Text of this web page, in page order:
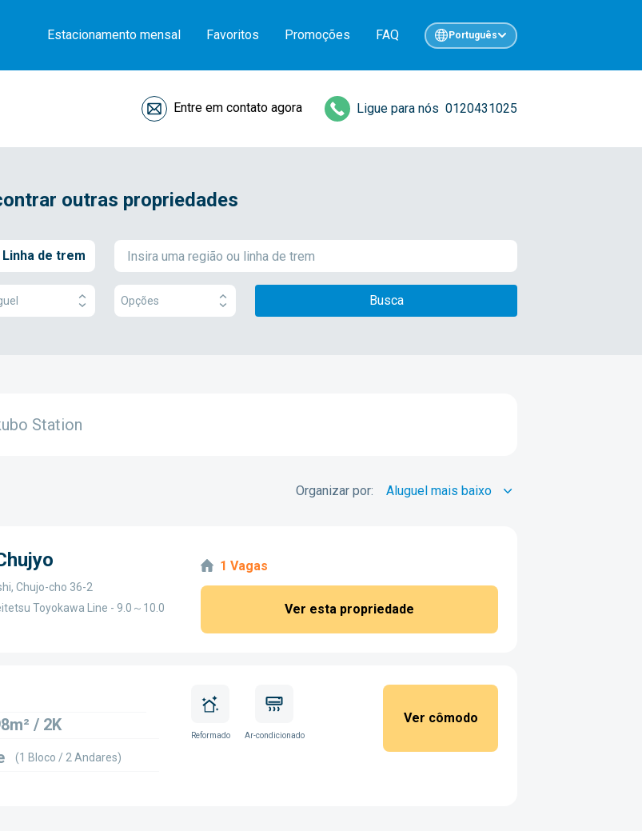
Estacionamento mensal Favoritos Promoções FAQ Português
Entre em contato agora Ligue para nós 0120431025
outras propriedades
Linha de trem
Opções Busca
Station
Organizar por:
Chujo-cho 36-2
Toyokawa Line - 9.0～10.0
1 Vagas
Ver esta propriedade
/ 2K
(1 Bloco / 2 Andares)
Reformado Ar-condicionado
Ver cômodo